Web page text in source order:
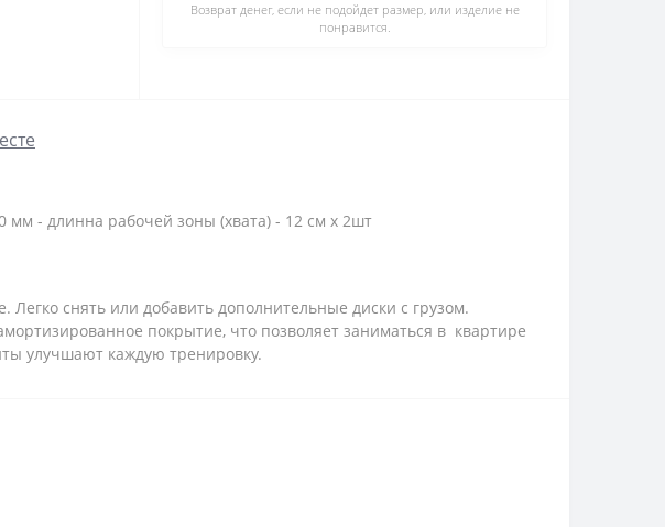
Возврат денег, если не подойдет размер, или изделие не
понравится.
мм - длинна рабочей зоны (хвата) - 12 см х 2шт
снять или добавить дополнительные диски с грузом.
покрытие, что позволяет заниматься в квартире
улучшают каждую тренировку.